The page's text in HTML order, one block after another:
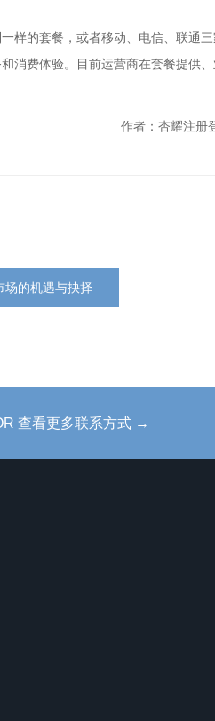
样的套餐，或者移动、电信、联通
消费体验。目前运营商在套餐提供
作者：杏耀注册
场的机遇与抉择
查看更多联系方式 →